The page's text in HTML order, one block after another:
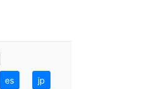
es jp